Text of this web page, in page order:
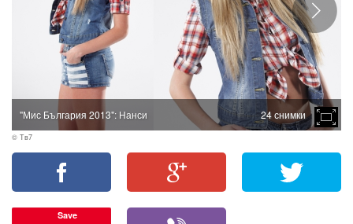
"Мис България 2013": Нанси 24 снимки
© Тв7
Save